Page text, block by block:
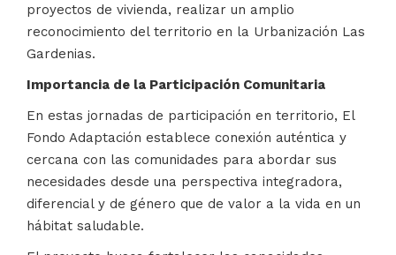
proyectos de vivienda, realizar un amplio
reconocimiento del territorio en la Urbanización Las
Gardenias.
Importancia de la Participación Comunitaria
En estas jornadas de participación en territorio, El
Fondo Adaptación establece conexión auténtica y
cercana con las comunidades para abordar sus
necesidades desde una perspectiva integradora,
diferencial y de género que de valor a la vida en un
hábitat saludable.